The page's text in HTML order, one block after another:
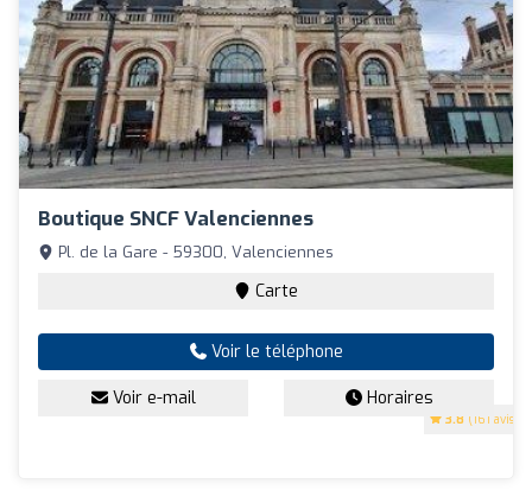
Boutique SNCF Valenciennes
3.8 (161 avis)
Pl. de la Gare - 59300, Valenciennes
Carte
Voir le téléphone
Voir e-mail Horaires